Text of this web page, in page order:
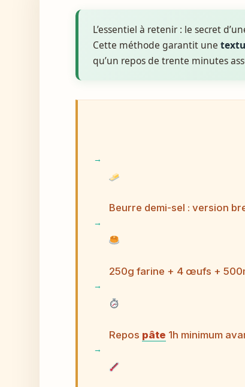
L’essentiel à retenir : le secret
Cette méthode garantit une
qu’un repos de trente minutes
Beurre demi-sel : version
250g farine + 4 œufs +
Repos pâte 1h minimum